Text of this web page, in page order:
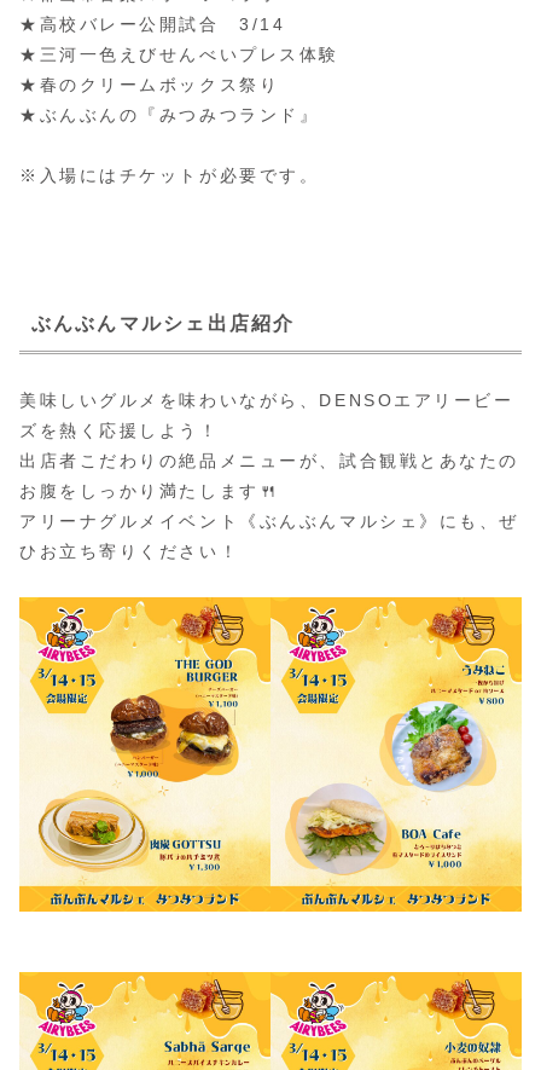
★高校バレー公開試合 3/14
★三河一色えびせんべいプレス体験
★春のクリームボックス祭り
★ぶんぶんの『みつみつランド』
※入場にはチケットが必要です。
ぶんぶんマルシェ出店紹介
美味しいグルメを味わいながら、DENSOエアリービー
ズを熱く応援しよう！
出店者こだわりの絶品メニューが、試合観戦とあなたの
お腹をしっかり満たします🍴
アリーナグルメイベント《ぶんぶんマルシェ》にも、ぜ
ひお立ち寄りください！